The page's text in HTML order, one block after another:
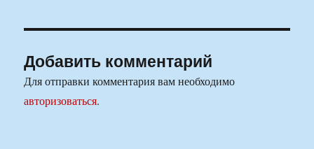
Добавить комментарий
Для отправки комментария вам необходимо
авторизоваться.